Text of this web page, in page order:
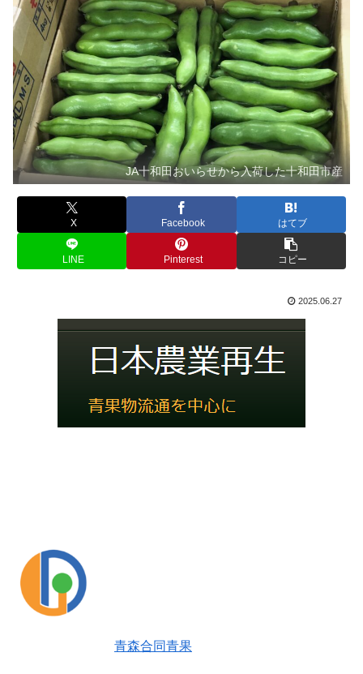
JA十和田おいらせから入荷した十和田市産
X Facebook はてブ
LINE Pinterest コピー
2025.06.27
青森合同青果